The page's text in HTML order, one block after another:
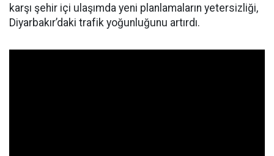
karşı şehir içi ulaşımda yeni planlamaların yetersizliği,
Diyarbakır’daki trafik yoğunluğunu artırdı.